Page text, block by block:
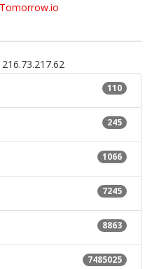
110
245
1066
7245
8863
7485025